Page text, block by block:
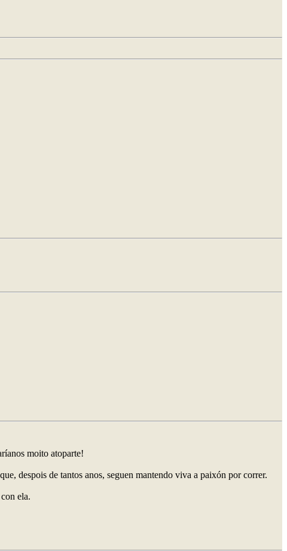
moito atoparte!
despois de tantos anos, seguen mantendo viva a paixón por correr.
ela.